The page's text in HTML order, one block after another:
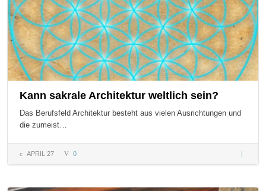
Kann sakrale Architektur weltlich sein?
Das Berufsfeld Architektur besteht aus vielen Ausrichtungen und
die zumeist…
APRIL 27 0
sakrale